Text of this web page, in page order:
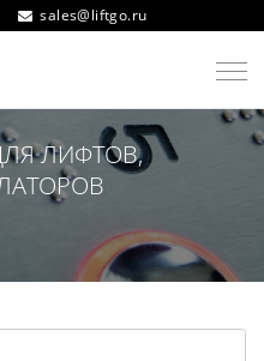
sales@liftgo.ru
ЛИФТОВ,